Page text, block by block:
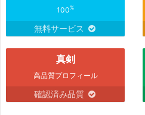
100%
無料サービス
真剣
高品質プロフィール
確認済み品質